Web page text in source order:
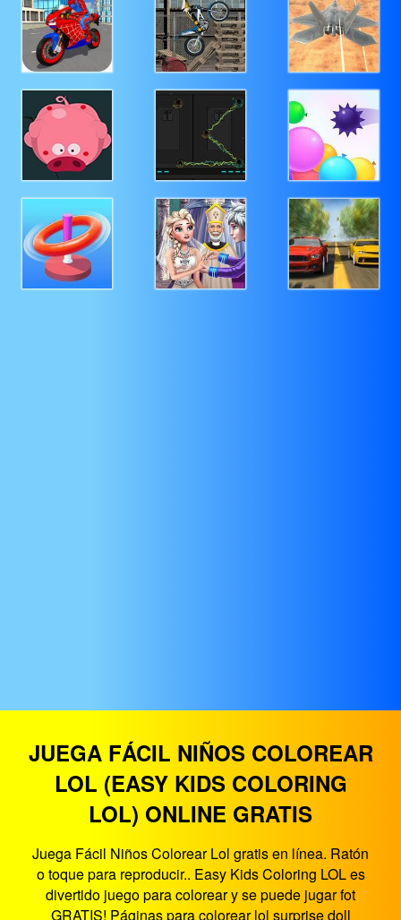
JUEGA FÁCIL NIÑOS COLOREAR
LOL (EASY KIDS COLORING
LOL) ONLINE GRATIS
Juega Fácil Niños Colorear Lol gratis en línea. Ratón
o toque para reproducir.. Easy Kids Coloring LOL es
divertido juego para colorear y se puede jugar fot
GRATIS! Páginas para colorear lol surprise doll